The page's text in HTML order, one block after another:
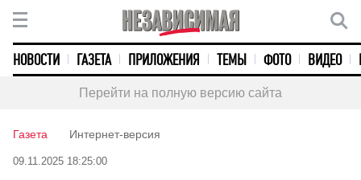
НОВОСТИ ГАЗЕТА ПРИЛОЖЕНИЯ ТЕМЫ ФОТО ВИДЕО
Перейти на полную версию сайта
Газета Интернет-версия
09.11.2025 18:25:00